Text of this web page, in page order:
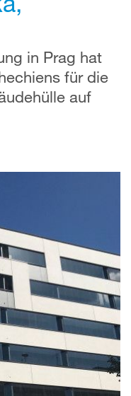
in Prag hat
für die
auf